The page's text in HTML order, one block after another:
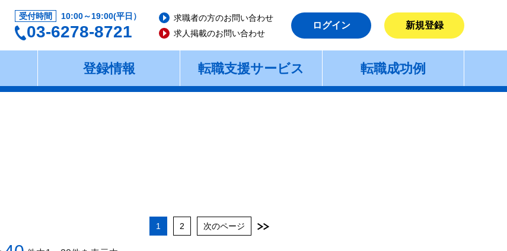
受付時間 10:00～19:00(平日）
03-6278-8721
求職者の方のお問い合わせ
求人掲載のお問い合わせ
ログイン 新規登録
登録情報 転職支援サービス 転職成功例
1 2 次のページ